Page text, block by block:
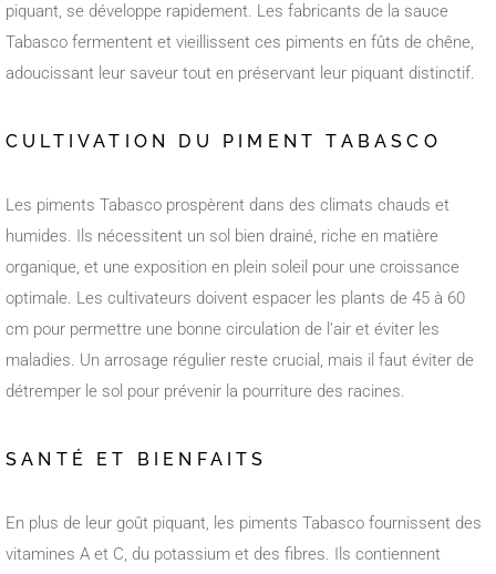
piquant, se développe rapidement. Les fabricants de la sauce
Tabasco fermentent et vieillissent ces piments en fûts de chêne,
adoucissant leur saveur tout en préservant leur piquant distinctif.
CULTIVATION DU PIMENT TABASCO
Les piments Tabasco prospèrent dans des climats chauds et
humides. Ils nécessitent un sol bien drainé, riche en matière
organique, et une exposition en plein soleil pour une croissance
optimale. Les cultivateurs doivent espacer les plants de 45 à 60
cm pour permettre une bonne circulation de l’air et éviter les
maladies. Un arrosage régulier reste crucial, mais il faut éviter de
détremper le sol pour prévenir la pourriture des racines.
SANTÉ ET BIENFAITS
En plus de leur goût piquant, les piments Tabasco fournissent des
vitamines A et C, du potassium et des fibres. Ils contiennent